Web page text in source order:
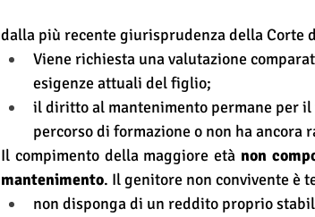
dalla più recente giurisprudenza della Corte
Viene richiesta una valutazione
esigenze attuali del figlio;
il diritto al mantenimento permane per
percorso di formazione o non ha
Il compimento della maggiore età non
mantenimento. Il genitore non convivente è
non disponga di un reddito proprio